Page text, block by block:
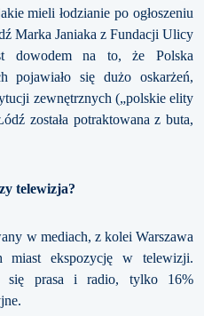
mieli łodzianie po ogłoszeniu
Marka Janiaka z Fundacji Ulicy
dowodem na to, że Polska
pojawiało się dużo oskarżeń,
zewnętrznych („polskie elity
została potraktowana z buta,
telewizja?
w mediach, z kolei Warszawa
miast ekspozycję w telewizji.
się prasa i radio, tylko 16%